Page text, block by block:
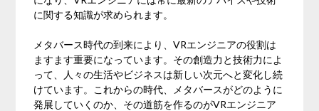
に関する知識が求められます。
メタバース時代の到来により、VRエンジニアの役割は
ますます重要になっています。その創造力と技術力によ
って、人々の生活やビジネスは新しい次元へと変化し続
けています。これからの時代、メタバースがどのように
発展していくのか、その道筋を作るのがVRエンジニア